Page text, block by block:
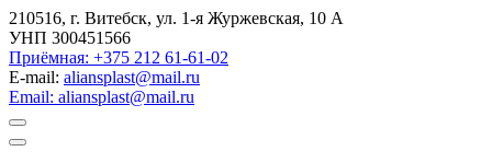
210516, г. Витебск, ул. 1-я Журжевская, 10 А
УНП 300451566
Приёмная: +375 212 61-61-02
E-mail: aliansplast@mail.ru
Email: aliansplast@mail.ru